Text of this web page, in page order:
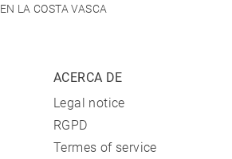
EN LA COSTA VASCA
ACERCA DE
Legal notice
RGPD
Termes of service